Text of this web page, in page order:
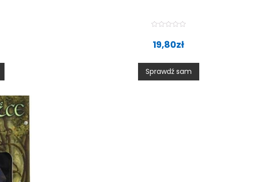
0
o
u
t
19,80zł
Sprawdź sam